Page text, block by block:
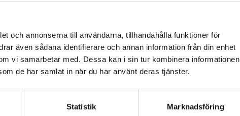
och annonserna till användarna, tillhandahålla funktioner för
även sådana identifierare och annan information från din enhet
vi samarbetar med. Dessa kan i sin tur kombinera informationen
de har samlat in när du har använt deras tjänster.
Statistik Marknadsföring